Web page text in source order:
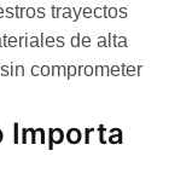
trayectos
de alta
comprometer
Importa